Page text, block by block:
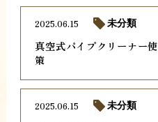
真空式パイプクリーナー
策
2025.06.15 未分類
2025.06.15 未分類